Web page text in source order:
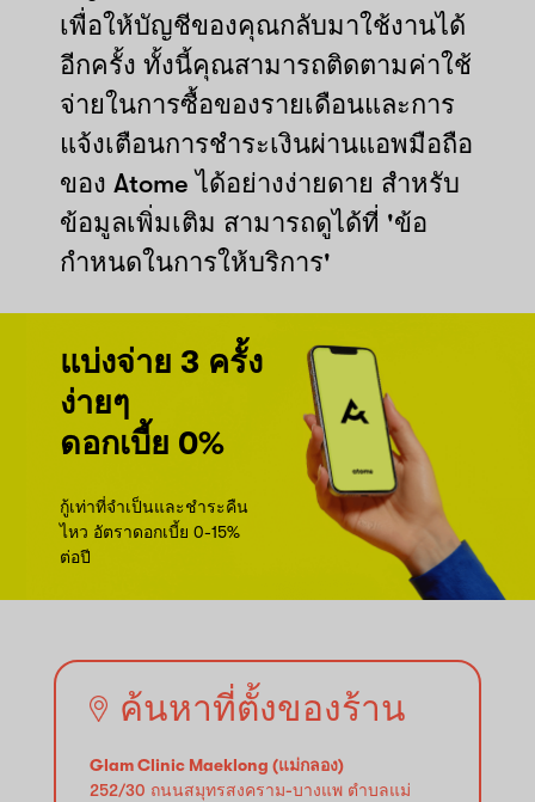
เพื่อให้บัญชีของคุณกลับมาใช้งานได้
อีกครั้ง ทั้งนี้คุณสามารถติดตามค่าใช้
จ่ายในการซื้อของรายเดือนและการ
แจ้งเตือนการชำระเงินผ่านแอพมือถือ
ของ Atome ได้อย่างง่ายดาย สำหรับ
ข้อมูลเพิ่มเติม สามารถดูได้ที่ 'ข้อ
กำหนดในการให้บริการ'
แบ่งจ่าย 3 ครั้ง
ง่ายๆ
ดอกเบี้ย 0%
กู้เท่าที่จำเป็นและชำระคืน
ไหว อัตราดอกเบี้ย 0-15%
ต่อปี
ค้นหาที่ตั้งของร้าน
Glam Clinic Maeklong (แม่กลอง)
252/30 ถนนสมุทรสงคราม-บางแพ ตำบลแม่